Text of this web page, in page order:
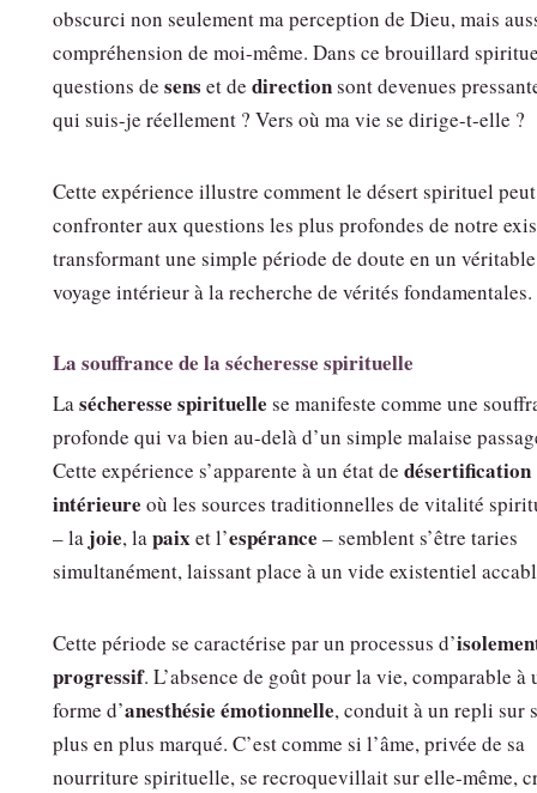
obscurci non seulement ma perception de Dieu, mais
compréhension de moi-même. Dans ce brouillard
questions de sens et de directionsont devenues
qui suis-je réellement ? Vers où ma vie se dirige-t-elle ?
Cette expérience illustre comment le désert spirituel
confronter aux questions les plus profondes de notre
transformant une simple période de doute en un véritable
voyage intérieur à la recherche de vérités fondamentales.
La souffrance de la sécheresse spirituelle
Lasécheresse spirituelle se manifeste comme une
profonde qui va bien au-delà d’un simple malaise
Cette expérience s’apparente à un état de désertification
intérieure où les sources traditionnelles de vitalité
– la joie, lapaix et l’espérance – semblent s’être taries
simultanément, laissant place à un vide existentiel
Cette période se caractérise par un processus d’
progressif. L’absence de goût pour la vie, comparable à
forme d’anesthésie émotionnelle, conduit à un repli sur
plus en plus marqué. C’est comme si l’âme, privée de sa
nourriture spirituelle, se recroquevillait sur elle-même,